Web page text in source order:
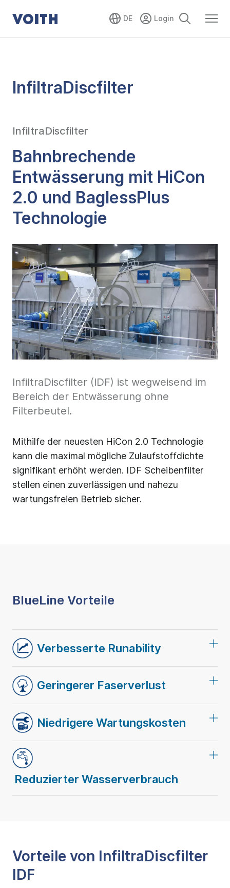
DE
InfiltraDiscfilter
InfiltraDiscfilter
Bahnbrechende
Entwässerung mit HiCon
2.0 und BaglessPlus
Technologie
InfiltraDiscfilter (IDF) ist wegweisend im
Bereich der Entwässerung ohne
Filterbeutel.
Mithilfe der neuesten HiCon 2.0 Technologie
kann die maximal mögliche Zulaufstoffdichte
signifikant erhöht werden. IDF Scheibenfilter
stellen einen zuverlässigen und nahezu
wartungsfreien Betrieb sicher.
BlueLine Vorteile
Verbesserte Runability
Geringerer Faserverlust
Niedrigere Wartungskosten
Reduzierter Wasserverbrauch
Vorteile von InfiltraDiscfilter
IDF